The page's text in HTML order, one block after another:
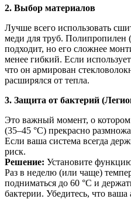
2. Выбор материалов
Лучше всего использовать
меди для труб. Полипропилен
подходит, но его сложнее
менее гибкий. Если
что он армирован
расширялся от тепла.
3. Защита от бактерий
Это важный момент, о
(35–45 °C) прекрасно
Если ваша система всегда
риск.
Решение: Установите
Раз в неделю (или чаще)
подниматься до 60 °C и
бактерии. Убедитесь, что ваша